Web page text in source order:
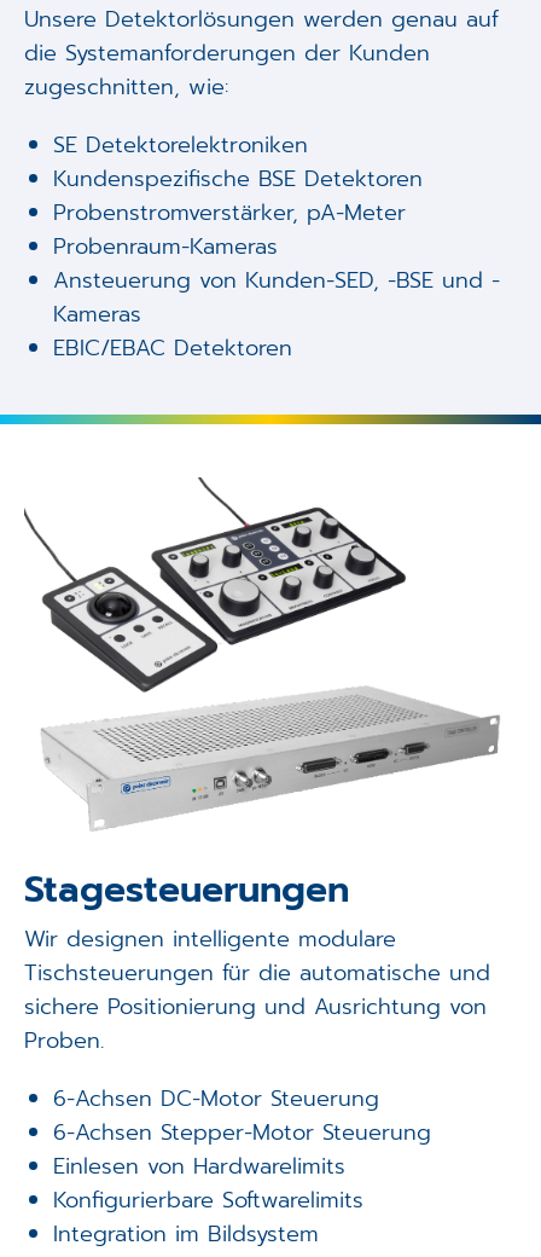
Unsere Detektorlösungen werden genau auf
die Systemanforderungen der Kunden
zugeschnitten, wie:
SE Detektorelektroniken
Kundenspezifische BSE Detektoren
Probenstromverstärker, pA-Meter
Probenraum-Kameras
Ansteuerung von Kunden-SED, -BSE und -
Kameras
EBIC/EBAC Detektoren
Stagesteuerungen
Wir designen intelligente modulare
Tischsteuerungen für die automatische und
sichere Positionierung und Ausrichtung von
Proben.
6-Achsen DC-Motor Steuerung
6-Achsen Stepper-Motor Steuerung
Einlesen von Hardwarelimits
Konfigurierbare Softwarelimits
Integration im Bildsystem